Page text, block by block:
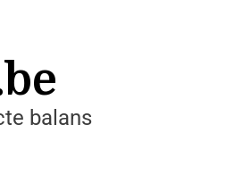
balans